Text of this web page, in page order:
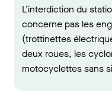
L’interdiction du
concerne pas les
(trottinettes
deux roues, les
motocyclettes sans